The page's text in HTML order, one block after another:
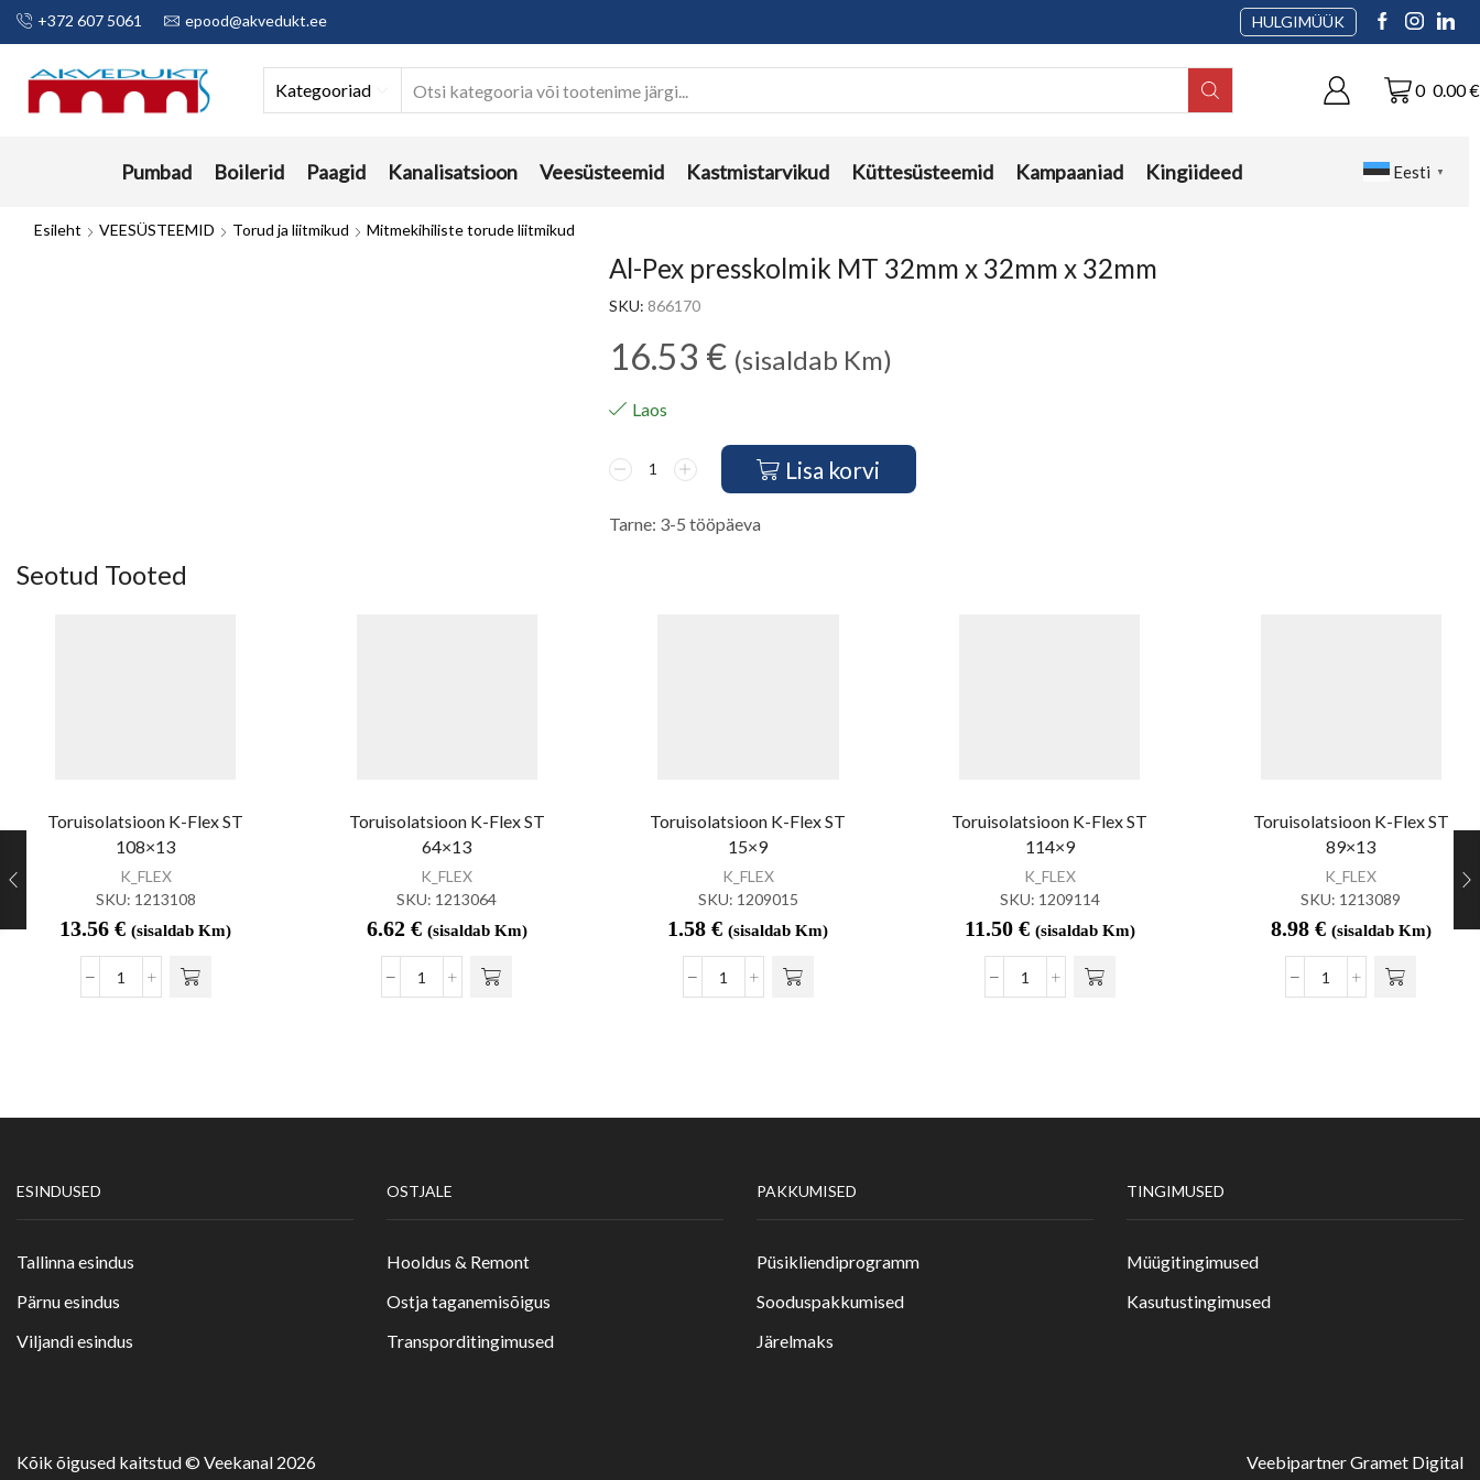
+372 607 5061 epood@akvedukt.ee HULGIMÜÜK
Kategooriad 0 0.00€
Pumbad Boilerid Paagid Kanalisatsioon Veesüsteemid Kastmistarvikud Küttesüsteemid Kampaaniad Kingiideed Eesti ▼
Esileht VEESÜSTEEMID Torud ja liitmikud Mitmekihiliste torude liitmikud
Al-Pex presskolmik MT 32mm x 32mm x 32mm
SKU: 866170
16.53 € (sisaldab Km)
Laos
Lisa korvi
Tarne: 3-5 tööpäeva
Seotud Tooted
Toruisolatsioon K-Flex ST
108×13
K_FLEX
SKU: 1213108
13.56€ (sisaldab Km)
Toruisolatsioon K-Flex ST
64×13
K_FLEX
SKU: 1213064
6.62 € (sisaldab Km)
Toruisolatsioon K-Flex ST
15×9
K_FLEX
SKU: 1209015
1.58€ (sisaldab Km)
Toruisolatsioon K-Flex ST
114×9
K_FLEX
SKU: 1209114
11.50 € (sisaldab Km)
Toruisolatsioon K-Flex ST
89×13
K_FLEX
SKU: 1213089
8.98 € (sisaldab Km)
ESINDUSED
Tallinna esindus
Pärnu esindus
Viljandi esindus
OSTJALE
Hooldus & Remont
Ostja taganemisõigus
Transporditingimused
PAKKUMISED
Püsikliendiprogramm
Sooduspakkumised
Järelmaks
TINGIMUSED
Müügitingimused
Kasutustingimused
Kõik õigused kaitstud © Veekanal 2026 Veebipartner Gramet Digital